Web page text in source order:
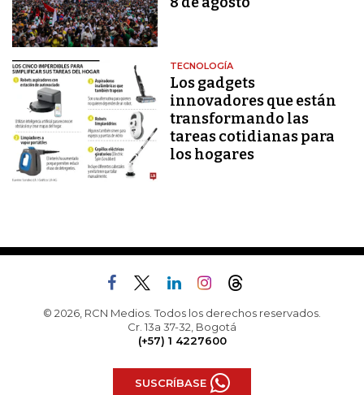
TECNOLOGÍA
Los gadgets
innovadores que están
transformando las
tareas cotidianas para
los hogares
© 2026, RCN Medios. Todos los derechos reservados.
Cr. 13a 37-32, Bogotá
(+57) 1 4227600
SUSCRÍBASE